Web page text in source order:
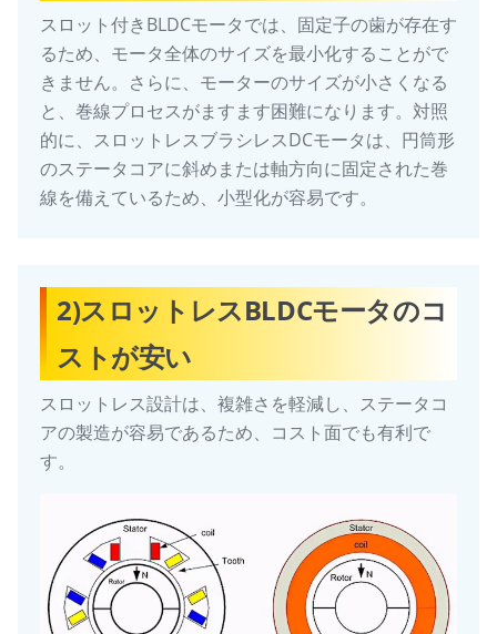
スロット付きBLDCモータでは、固定子の歯が存在す
るため、モータ全体のサイズを最小化することがで
きません。さらに、モーターのサイズが小さくなる
と、巻線プロセスがますます困難になります。対照
的に、スロットレスブラシレスDCモータは、円筒形
のステータコアに斜めまたは軸方向に固定された巻
線を備えているため、小型化が容易です。
2)スロットレスBLDCモータのコ
ストが安い
スロットレス設計は、複雑さを軽減し、ステータコ
アの製造が容易であるため、コスト面でも有利で
す。